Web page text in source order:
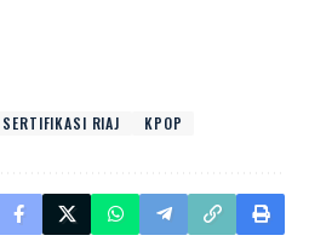
SERTIFIKASI RIAJ KPOP